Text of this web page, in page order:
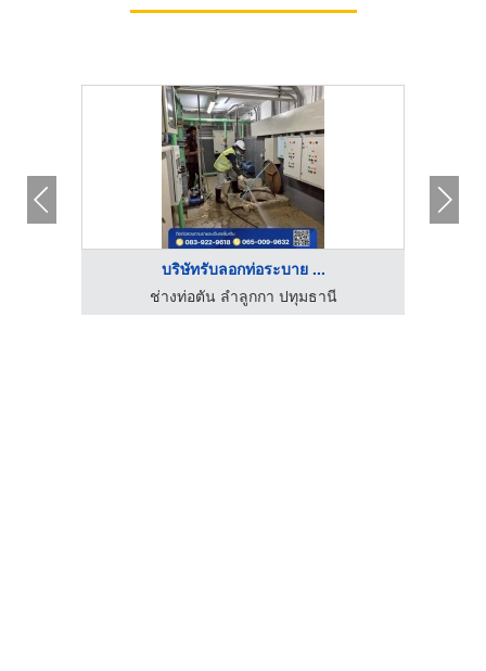
บริษัทรับลอกท่อระบาย ...
ช่างท่อตัน ลำลูกกา ปทุมธานี